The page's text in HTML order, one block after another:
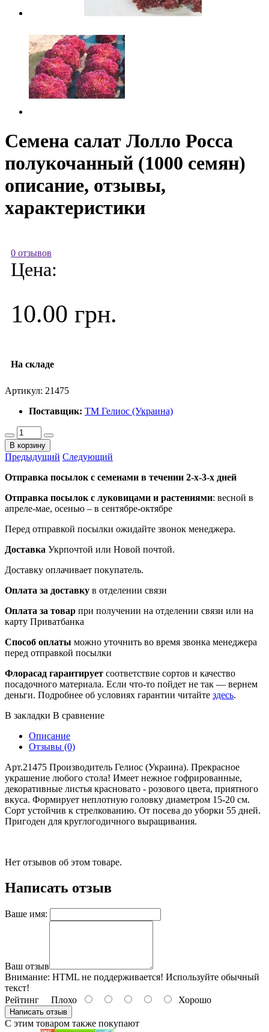
Семена салат Лолло Росса
полукочанный (1000 семян)
описание, отзывы,
характеристики
0 отзывов
Цена:
10.00 грн.
На складе
Артикул: 21475
Поставщик: ТМ Гелиос (Украина)
В корзину
Предыдущий Следующий
Отправка посылок с семенами в течении 2-х-3-х дней
Отправка посылок с луковицами и растениями: весной в
апреле-мае, осенью – в сентябре-октябре
Перед отправкой посылки ожидайте звонок менеджера.
Доставка Укрпочтой или Новой почтой.
Доставку оплачивает покупатель.
Оплата за доставку в отделении связи
Оплата за товар при получении на отделении связи или на
карту Приватбанка
Способ оплаты можно уточнить во время звонка менеджера
перед отправкой посылки
Флорасад гарантирует соответствие сортов и качество
посадочного материала. Если что-то пойдет не так — вернем
деньги. Подробнее об условиях гарантии читайте здесь.
В закладки В сравнение
Описание
Отзывы (0)
Арт.21475 Производитель Гелиос (Украина). Прекрасное
украшение любого стола! Имеет нежное гофрированные,
декоративные листья красновато - розового цвета, приятного
вкуса. Формирует неплотную головку диаметром 15-20 см.
Сорт устойчив к стрелкованию. От посева до уборки 55 дней.
Пригоден для круглогодичного выращивания.
Нет отзывов об этом товаре.
Написать отзыв
Ваше имя:
Ваш отзыв
Внимание: HTML не поддерживается! Используйте обычный
текст!
Рейтинг Плохо Хорошо
Написать отзыв
С этим товаром также покупают